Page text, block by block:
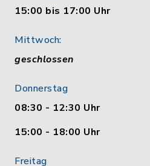
15:00 bis 17:00 Uhr
Mittwoch:
geschlossen
Donnerstag
08:30 - 12:30 Uhr
15:00 - 18:00 Uhr
Freitag